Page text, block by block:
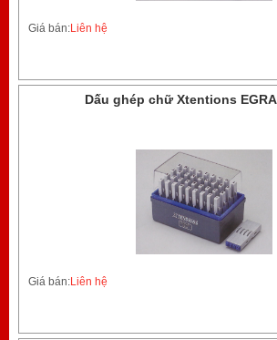
Giá bán:Liên hệ
Dấu ghép chữ Xtentions
Giá bán:Liên hệ